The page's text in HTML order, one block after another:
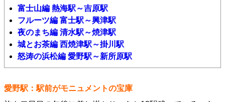
富士山編 熱海駅～吉原駅
フルーツ編 富士駅～興津駅
夜のまち編 清水駅～焼津駅
城とお茶編 西焼津駅～掛川駅
怒涛の浜松編 愛野駅～新所原駅
愛野駅：駅前がモニュメントの宝庫